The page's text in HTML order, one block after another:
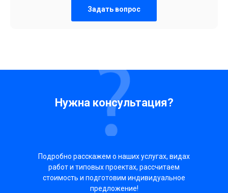
Задать вопрос
Нужна консультация?
Подробно расскажем о наших услугах, видах
работ и типовых проектах, рассчитаем
стоимость и подготовим индивидуальное
предложение!